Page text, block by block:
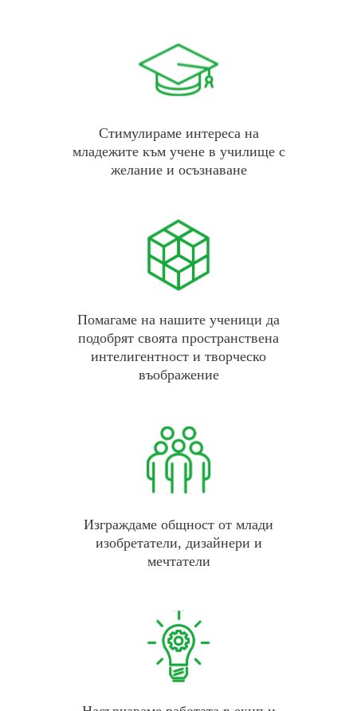
Стимулираме интереса на
младежите към учене в училище с
желание и осъзнаване
Помагаме на нашите ученици да
подобрят своята пространствена
интелигентност и творческо
въображение
Изграждаме общност от млади
изобретатели, дизайнери и
мечтатели